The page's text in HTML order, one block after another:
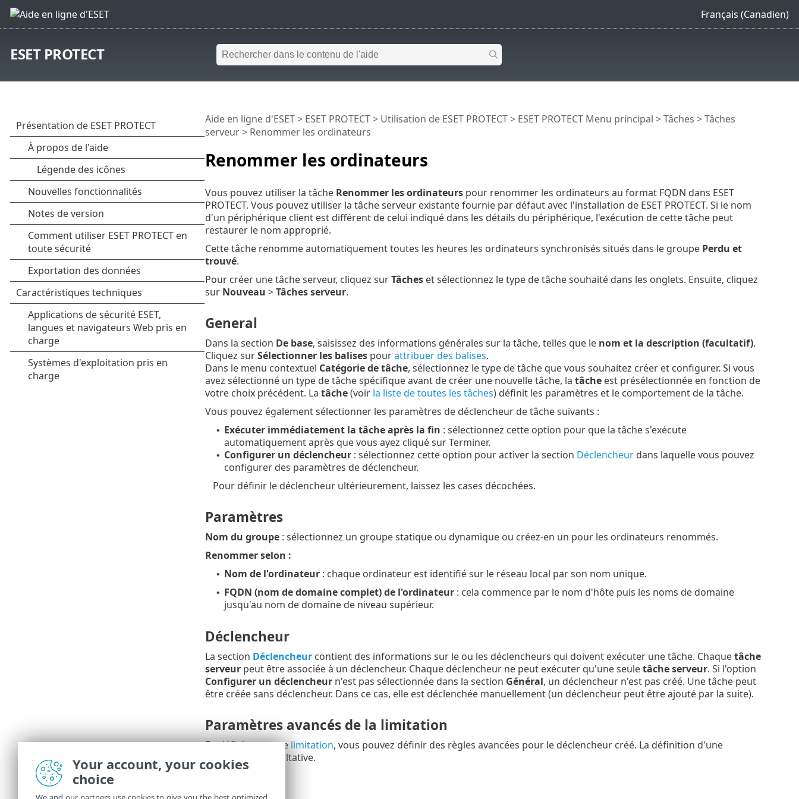
Français (Canadien)
ESET PROTECT
Renommer les ordinateurs
Aide en ligne d'ESET> ESET PROTECT> Utilisation de ESET PROTECT> ESET PROTECT Menu principal >Tâches >Tâches
serveur> Renommer les ordinateurs
Vous pouvez utiliser la tâche Renommer les ordinateurspour renommer les ordinateurs au format FQDN dans ESET
PROTECT. Vous pouvez utiliser la tâche serveur existante fournie par défaut avec l'installation de ESET PROTECT. Si le nom
d'un périphérique client est différent de celui indiqué dans les détails du périphérique, l'exécution de cette tâche peut
restaurer le nom approprié.
Cette tâche renomme automatiquement toutes les heures les ordinateurs synchronisés situés dans le groupe Perdu et
trouvé.
Pour créer une tâche serveur, cliquez surTâcheset sélectionnez le type de tâche souhaité dans les onglets. Ensuite, cliquez
sur Nouveau >Tâches serveur.
General
Dans la section De base, saisissez des informations générales sur la tâche, telles que le nom et la description (facultatif).
Cliquez surSélectionner les balisespourattribuer des balises.
Dans le menu contextuel Catégorie de tâche, sélectionnez le type de tâche que vous souhaitez créer et configurer. Si vous
avez sélectionné un type de tâche spécifique avant de créer une nouvelle tâche, la tâcheest présélectionnée en fonction de
votre choix précédent. La tâche(voir la liste de toutes les tâches) définit les paramètres et le comportement de la tâche.
Vous pouvez également sélectionner les paramètres de déclencheur de tâche suivants :
• Exécuter immédiatement la tâche après la fin : sélectionnez cette option pour que la tâche s'exécute
automatiquement après que vous ayez cliqué sur Terminer.
• Configurer un déclencheur: sélectionnez cette option pour activer la section Déclencheurdans laquelle vous pouvez
configurer des paramètres de déclencheur.
Pour définir le déclencheur ultérieurement, laissez les cases décochées.
Paramètres
Nom du groupe: sélectionnez un groupe statique ou dynamique ou créez-en un pour les ordinateurs renommés.
Renommer selon :
• Nom de l'ordinateur: chaque ordinateur est identifié sur le réseau local par son nom unique.
• FQDN (nom de domaine complet) de l'ordinateur: cela commence par le nom d'hôte puis les noms de domaine
jusqu'au nom de domaine de niveau supérieur.
Déclencheur
La section Déclencheurcontient des informations sur le ou les déclencheurs qui doivent exécuter une tâche. Chaquetâche
serveurpeut être associée à un déclencheur. Chaque déclencheur ne peut exécuter qu'une seuletâche serveur. Si l'option
Configurer un déclencheurn'est pas sélectionnée dans la section Général, un déclencheur n'est pas créé. Une tâche peut
être créée sans déclencheur. Dans ce cas, elle est déclenchée manuellement (un déclencheur peut être ajouté par la suite).
Paramètres avancés de la limitation
En définissant une limitation, vous pouvez définir des règles avancées pour le déclencheur créé. La définition d'une
limitation est facultative.
Your account, your cookies
choice